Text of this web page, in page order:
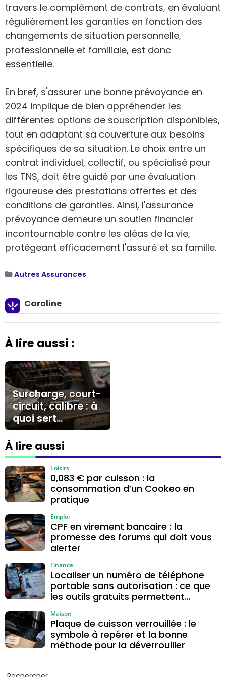
travers le complément de contrats, en évaluant
régulièrement les garanties en fonction des
changements de situation personnelle,
professionnelle et familiale, est donc
essentielle.
En bref, s'assurer une bonne prévoyance en
2024 implique de bien appréhender les
différentes options de souscription disponibles,
tout en adaptant sa couverture aux besoins
spécifiques de sa situation. Le choix entre un
contrat individuel, collectif, ou spécialisé pour
les TNS, doit être guidé par une évaluation
rigoureuse des prestations offertes et des
conditions de garanties. Ainsi, l'assurance
prévoyance demeure un soutien financier
incontournable contre les aléas de la vie,
protégeant efficacement l'assuré et sa famille.
Autres Assurances
Caroline
À lire aussi :
Surcharge, court-
circuit, calibre : à
quoi sert
vraiment un
fusible ?
À lire aussi
0,083 € par cuisson : la
consommation d’un Cookeo en
pratique
Loisirs
CPF en virement bancaire : la
promesse des forums qui doit vous
alerter
Emploi
Localiser un numéro de téléphone
portable sans autorisation : ce que
les outils gratuits permettent
Finance
Plaque de cuisson verrouillée : le
symbole à repérer et la bonne
méthode pour la déverrouiller
Maison